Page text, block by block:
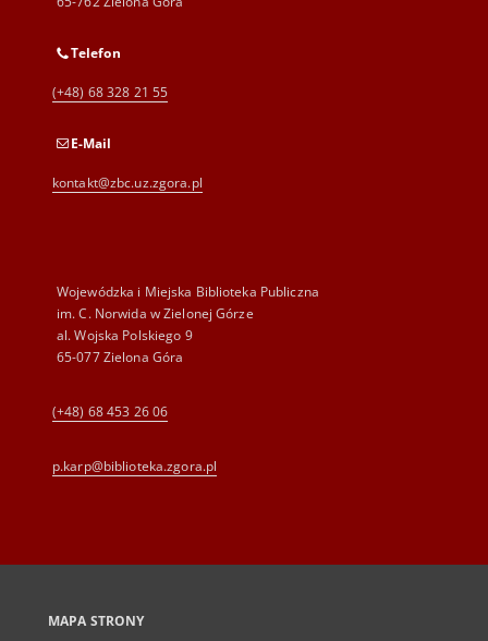
Telefon
(+48) 68 328 21 55
E-Mail
kontakt@zbc.uz.zgora.pl
Wojewódzka i Miejska Biblioteka Publiczna
im. C. Norwida w Zielonej Górze
al. Wojska Polskiego 9
65-077 Zielona Góra
(+48) 68 453 26 06
p.karp@biblioteka.zgora.pl
MAPA STRONY